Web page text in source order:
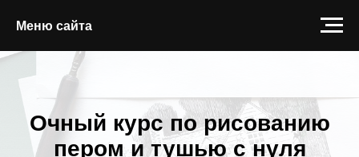
Меню сайта
Меню сайта
Очный курс по рисованию
пером и тушью с нуля
Москва, с 26 августа по 30 сентября (по
средам), 19:00-21:50, 6 занятий